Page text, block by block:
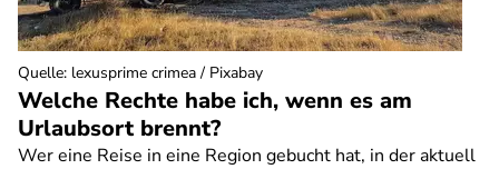
Welche Rechte habe ich, wenn es am
Urlaubsort brennt?
Wer eine Reise in eine Region gebucht hat, in der aktuell
Quelle: lexusprime crimea / Pixabay